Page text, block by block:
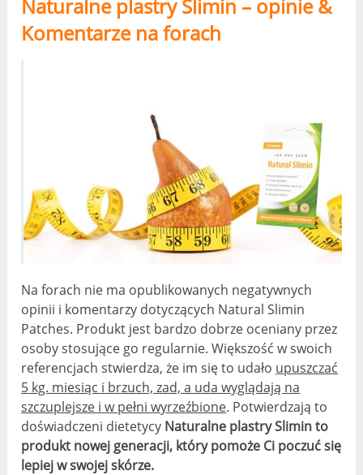
Naturalne plastry Slimin – opinie &
Komentarze na forach
Na forach nie ma opublikowanych negatywnych
opinii i komentarzy dotyczących Natural Slimin
Patches. Produkt jest bardzo dobrze oceniany przez
osoby stosujące go regularnie. Większość w swoich
referencjach stwierdza, że ​​im się to udało upuszczać
5 kg. miesiąc i brzuch, zad, a uda wyglądają na
szczuplejsze i w pełni wyrzeźbione. Potwierdzają to
doświadczeni dietetycy Naturalne plastry Slimin to
produkt nowej generacji, który pomoże Ci poczuć się
lepiej w swojej skórze.